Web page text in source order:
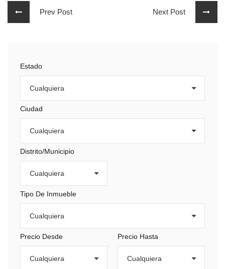
Prev Post Next Post
Estado
Ciudad
Distrito/Municipio
Tipo De Inmueble
Precio Desde Precio Hasta